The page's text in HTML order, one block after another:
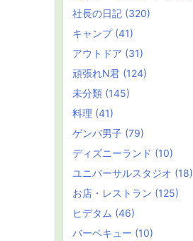
社長の日記 (320)
キャンプ (41)
アウトドア (31)
頑張れN君 (124)
未分類 (145)
料理 (41)
ゲンバ男子 (79)
ディズニーランド (10)
ユニバーサルスタジオ (18)
お店・レストラン (125)
ヒデタム (46)
バーベキュー (10)